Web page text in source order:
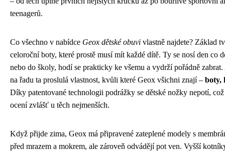
teenagerů.
Co všechno v nabídce Geox dětské obuvi vlastně najdete? Základ
celoroční boty, které prostě musí mít každé dítě. Ty se nosí den co
nebo do školy, hodí se prakticky ke všemu a vydrží pořádně
na řadu ta proslulá vlastnost, kvůli které Geox všichni znají – boty,
Díky patentované technologii podrážky se dětské nožky nepotí,
ocení zvlášť u těch nejmenších.
Když přijde zima, Geox má připravené zateplené modely s
před mrazem a mokrem, ale zároveň odvádějí pot ven. Vyšší